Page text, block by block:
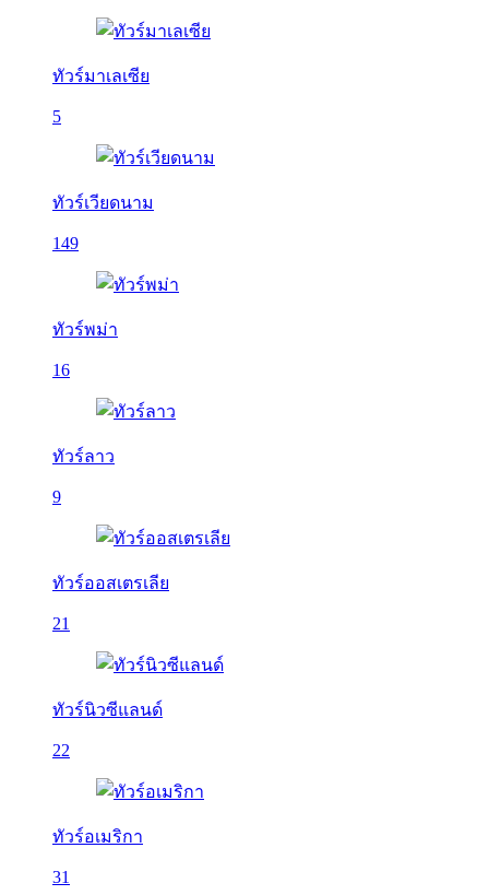
ทัวร์มาเลเซีย
5
ทัวร์เวียดนาม
149
ทัวร์พม่า
16
ทัวร์ลาว
9
ทัวร์ออสเตรเลีย
21
ทัวร์นิวซีแลนด์
22
ทัวร์อเมริกา
31